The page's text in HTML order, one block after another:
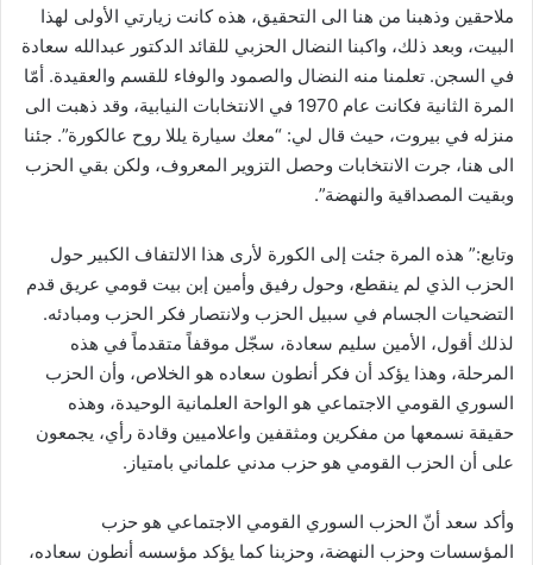
ملاحقين وذهبنا من هنا الى التحقيق، هذه كانت زيارتي الأولى لهذا
البيت، وبعد ذلك، واكبنا النضال الحزبي للقائد الدكتور عبدالله سعادة
في السجن. تعلمنا منه النضال والصمود والوفاء للقسم والعقيدة. أمّا
المرة الثانية فكانت عام 1970 في الانتخابات النيابية، وقد ذهبت الى
منزله في بيروت، حيث قال لي: “معك سيارة يللا روح عالكورة”. جئنا
الى هنا، جرت الانتخابات وحصل التزوير المعروف، ولكن بقي الحزب
وبقيت المصداقية والنهضة”.
وتابع:” هذه المرة جئت إلى الكورة لأرى هذا الالتفاف الكبير حول
الحزب الذي لم ينقطع، وحول رفيق وأمين إبن بيت قومي عريق قدم
التضحيات الجسام في سبيل الحزب ولانتصار فكر الحزب ومبادئه.
لذلك أقول، الأمين سليم سعادة، سجّل موقفاً متقدماً في هذه
المرحلة، وهذا يؤكد أن فكر أنطون سعاده هو الخلاص، وأن الحزب
السوري القومي الاجتماعي هو الواحة العلمانية الوحيدة، وهذه
حقيقة نسمعها من مفكرين ومثقفين واعلاميين وقادة رأي، يجمعون
على أن الحزب القومي هو حزب مدني علماني بامتياز.
وأكد سعد أنّ الحزب السوري القومي الاجتماعي هو حزب
المؤسسات وحزب النهضة، وحزبنا كما يؤكد مؤسسه أنطون سعاده،